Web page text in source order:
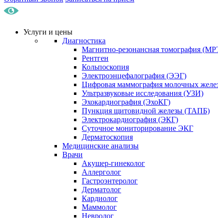
Услуги и цены
Диагностика
Магнитно-резонансная томография
Рентген
Кольпоскопия
Электроэнцефалография (ЭЭГ)
Цифровая маммография молочных
Ультразвуковые исследования (УЗИ)
Эхокардиография (ЭхоКГ)
Пункция щитовидной железы (ТАПБ)
Электрокардиография (ЭКГ)
Суточное мониторирование ЭКГ
Дерматоскопия
Медицинские анализы
Врачи
Акушер-гинеколог
Аллерголог
Гастроэнтеролог
Дерматолог
Кардиолог
Маммолог
Невролог